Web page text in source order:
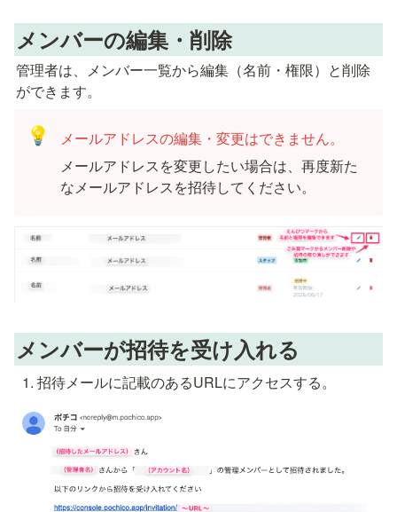
メンバーの編集・削除
管理者は、メンバー一覧から編集（名前・権限）と削除
ができます。
💡
メールアドレスの編集・変更はできません。
メールアドレスを変更したい場合は、再度新た
なメールアドレスを招待してください。
メンバーが招待を受け入れる
招待メールに記載のあるURLにアクセスする。